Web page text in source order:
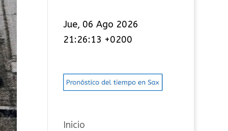
e
g
r
í
s
Jue, 06 Ago 2026
21:26:15 +0200
Inicio